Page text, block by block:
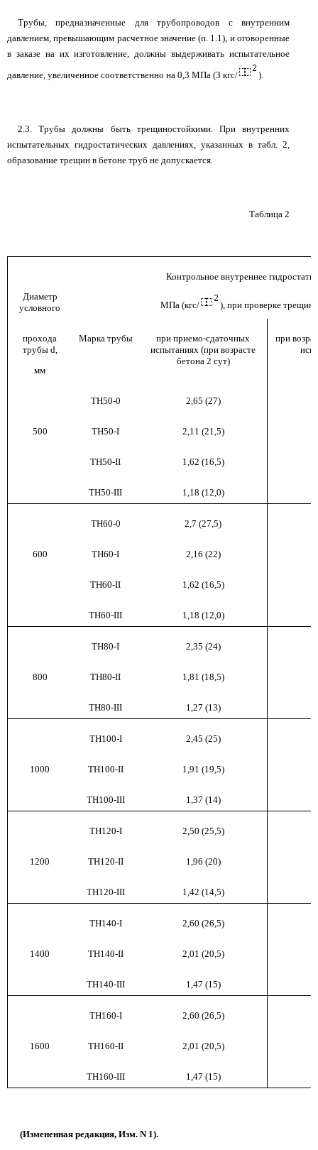
Трубы, предназначенные для трубопроводов с внутренним
давлением, превышающим расчетное значение (п. 1.1), и оговоренные
в заказе на их изготовление, должны выдерживать испытательное
давление, увеличенное соответственно на 0,3 МПа (3 кгс/
).
2.3. Трубы должны быть трещиностойкими. При внутренних
испытательных гидростатических давлениях, указанных в табл. 2,
образование трещин в бетоне труб не допускается.
Таблица 2
Диаметр
условного
Контрольное внутреннее
МПа (кгс/ ), при проверке
прохода
трубы d,
мм
Марка трубы
при приемо-сдаточных
испытаниях (при возрасте
бетона 2 сут)
при
ТН50-0 2,65 (27)
500 ТН50-I 2,11 (21,5)
ТН50-II 1,62 (16,5)
ТН50-III 1,18 (12,0)
ТН60-0 2,7 (27,5)
600 ТН60-I 2,16 (22)
ТН60-II 1,62 (16,5)
ТН60-III 1,18 (12,0)
ТН80-I 2,35 (24)
800 ТН80-II 1,81 (18,5)
ТН80-III 1,27 (13)
ТН100-I 2,45 (25)
1000 ТН100-II 1,91 (19,5)
ТН100-III 1,37 (14)
ТН120-I 2,50 (25,5)
1200 ТН120-II 1,96 (20)
ТН120-III 1,42 (14,5)
ТН140-I 2,60 (26,5)
1400 ТН140-II 2,01 (20,5)
ТН140-III 1,47 (15)
ТН160-I 2,60 (26,5)
1600 ТН160-II 2,01 (20,5)
ТН160-III 1,47 (15)
(Измененная редакция, Изм. N 1).